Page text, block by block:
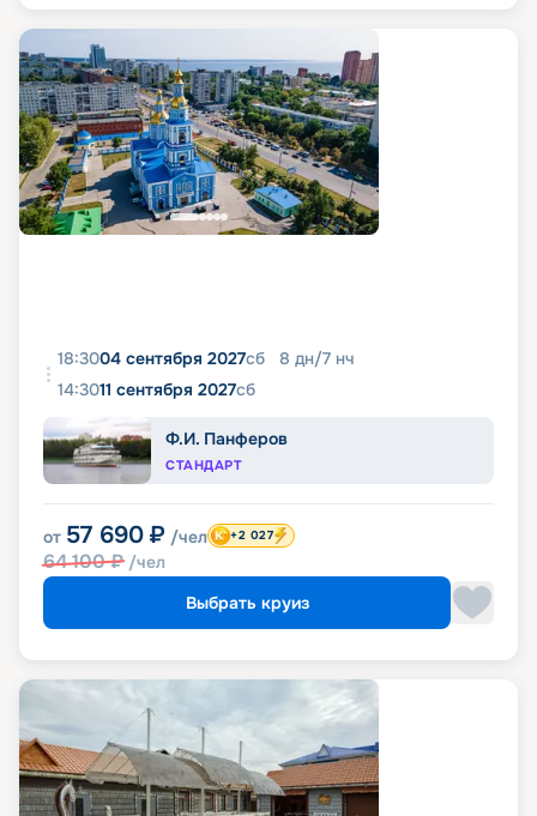
18:3004 сентября 2027сб 8 дн/7 нч
14:3011 сентября 2027сб
Ф.И. Панферов
СТАНДАРТ
от 57 690 ₽ /чел
64 100₽ /чел
+2 027
Выбрать круиз